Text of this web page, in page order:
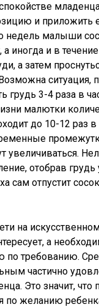
и приложить
недель малыши
иногда и в
а затем
ситуация,
грудь 3-4 раза в
малютки
до 10-12 раз
увеличиваться.
отобрав
сам отпустит
на
а
по требованию.
частично
Это значит,
по желанию